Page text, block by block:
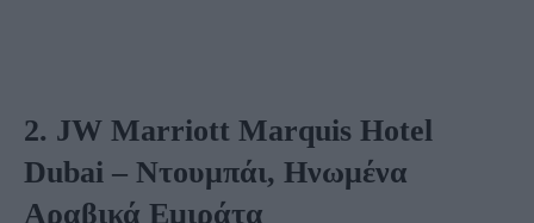
2. JW Marriott Marquis Hotel
Dubai – Ντουμπάι, Ηνωμένα
Αραβικά Εμιράτα